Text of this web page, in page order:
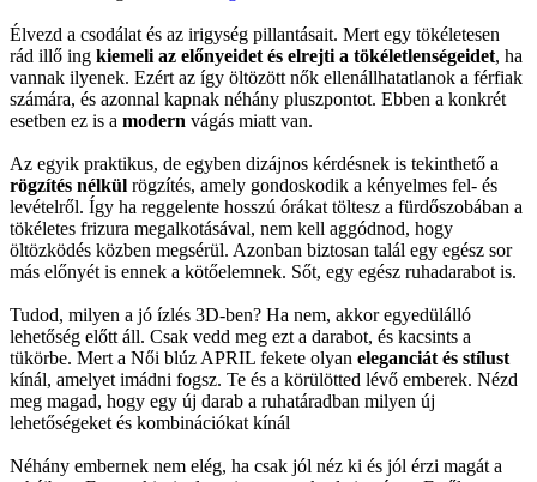
Élvezd a csodálat és az irigység pillantásait. Mert egy tökéletesen
rád illő ing kiemeli az előnyeidet és elrejti a tökéletlenségeidet, ha
vannak ilyenek. Ezért az így öltözött nők ellenállhatatlanok a férfiak
számára, és azonnal kapnak néhány pluszpontot. Ebben a konkrét
esetben ez is a modern vágás miatt van.
Az egyik praktikus, de egyben dizájnos kérdésnek is tekinthető a
rögzítés nélkül rögzítés, amely gondoskodik a kényelmes fel- és
levételről. Így ha reggelente hosszú órákat töltesz a fürdőszobában a
tökéletes frizura megalkotásával, nem kell aggódnod, hogy
öltözködés közben megsérül. Azonban biztosan talál egy egész sor
más előnyét is ennek a kötőelemnek. Sőt, egy egész ruhadarabot is.
Tudod, milyen a jó ízlés 3D-ben? Ha nem, akkor egyedülálló
lehetőség előtt áll. Csak vedd meg ezt a darabot, és kacsints a
tükörbe. Mert a Női blúz APRIL fekete olyan eleganciát és stílust
kínál, amelyet imádni fogsz. Te és a körülötted lévő emberek. Nézd
meg magad, hogy egy új darab a ruhatáradban milyen új
lehetőségeket és kombinációkat kínál
Néhány embernek nem elég, ha csak jól néz ki és jól érzi magát a